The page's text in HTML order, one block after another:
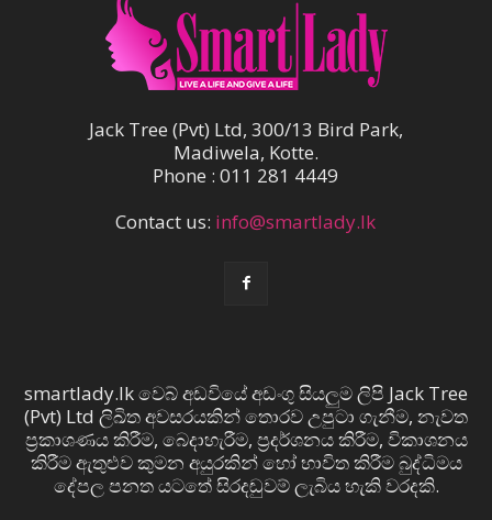
Jack Tree (Pvt) Ltd, 300/13 Bird Park,
Madiwela, Kotte.
Phone : 011 281 4449
Contact us: info@smartlady.lk
smartlady.lk වෙබ් අඩවියේ අඩංගු සියලුම ලිපි Jack Tree
(Pvt) Ltd ලිඛිත අවසරයකින් තොරව උපුටා ගැනීම, නැවත
ප්‍රකාශණය කිරීම, බෙදාහැරීම, ප්‍රදර්ශනය කිරීම, විකාශනය
කිරීම ඇතුළුව කුමන අයුරකින් හෝ භාවිත කිරීම බුද්ධිමය
දේපල පනත යටතේ සිරදඬුවම් ලැබිය හැකි වරදකි.